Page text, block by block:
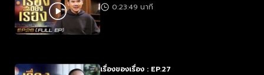
0:23:49 นาที
เรื่องของเรื่อง : EP.27